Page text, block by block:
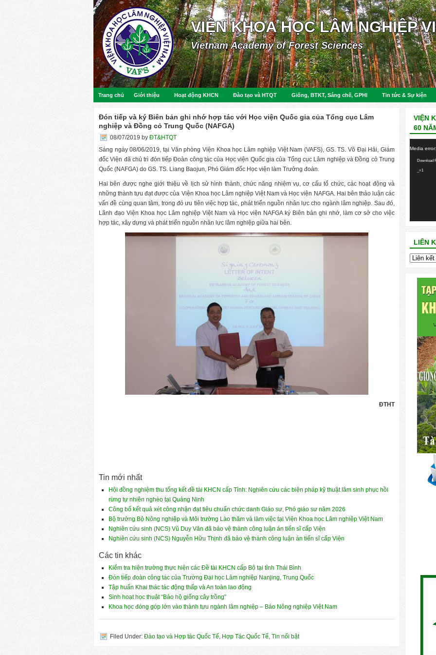
VIỆN KHOA HỌC LÂM NGHIỆP
Vietnam Academy of Forest Sciences
Trang chủ Giới thiệu Hoạt động KHCN Đào tạo và HTQT Giống, BTKT, Sáng chế, GPHI Tin tức & Sự kiện
Đón tiếp và ký Biên bản ghi nhớ hợp tác với Học viện Quốc gia của Tổng cục Lâm
nghiệp và Đồng cỏ Trung Quốc (NAFGA)
08/07/2019 by ĐT&HTQT
Sáng ngày 08/06/2019, tại Văn phòng Viện Khoa học Lâm nghiệp Việt Nam (VAFS), GS. TS. Võ Đại Hải, Giám
đốc Viện đã chủ trì đón tiếp Đoàn công tác của Học viện Quốc gia của Tổng cục Lâm nghiệp và Đồng cỏ Trung
Quốc (NAFGA) do GS. TS. Liang Baojun, Phó Giám đốc Học viện làm Trưởng đoàn.
Hai bên được nghe giới thiệu về lịch sử hình thành, chức năng nhiệm vụ, cơ cấu tổ chức, các hoạt động và
những thành tựu đạt được của Viện Khoa học Lâm nghiệp Việt Nam và Học viện NAFGA. Hai bên thảo luận các
vấn đề cùng quan tâm, trong đó ưu tiên việc hợp tác, phát triển nguồn nhân lực cho ngành lâm nghiệp. Sau đó,
Lãnh đạo Viện Khoa học Lâm nghiệp Việt Nam và Học viện NAFGA ký Biên bản ghi nhớ, làm cơ sở cho việc
hợp tác, xây dựng và phát triển nguồn nhân lực lâm nghiệp giữa hai bên.
ĐTHT
Tin mới nhất
Hội đồng nghiệm thu tổng kết đề tài KHCN cấp Tỉnh: Nghiên cứu các biện pháp kỹ thuật lâm sinh phục hồi
rừng tự nhiên nghèo tại Quảng Ninh
Công bố kết quả xét công nhận đạt tiêu chuẩn chức danh Giáo sư, Phó giáo sư năm 2026
Bộ trưởng Bộ Nông nghiệp và Môi trường Lào thăm và làm việc tại Viện Khoa học Lâm nghiệp Việt Nam
Nghiên cứu sinh (NCS) Vũ Duy Văn đã bảo vệ thành công luận án tiến sĩ cấp Viện
Nghiên cứu sinh (NCS) Nguyễn Hữu Thịnh đã bảo vệ thành công luận án tiến sĩ cấp Viện
Các tin khác
Kiểm tra hiện trường thực hiện các Đề tài KHCN cấp Bộ tại tỉnh Thái Bình
Đón tiếp đoàn công tác của Trường Đại học Lâm nghiệp Nanjing, Trung Quốc
Tập huấn Khai thác tác động thấp và An toàn lao động
Sinh hoạt học thuật “Bảo hộ giống cây trồng”
Khoa học đóng góp lớn vào thành tựu ngành lâm nghiệp – Báo Nông nghiệp Việt Nam
Filed Under: Đào tạo và Hợp tác Quốc Tế, Hợp Tác Quốc Tế, Tin nổi bật
VIỆN
60
Media
Download
_=1
LIÊN